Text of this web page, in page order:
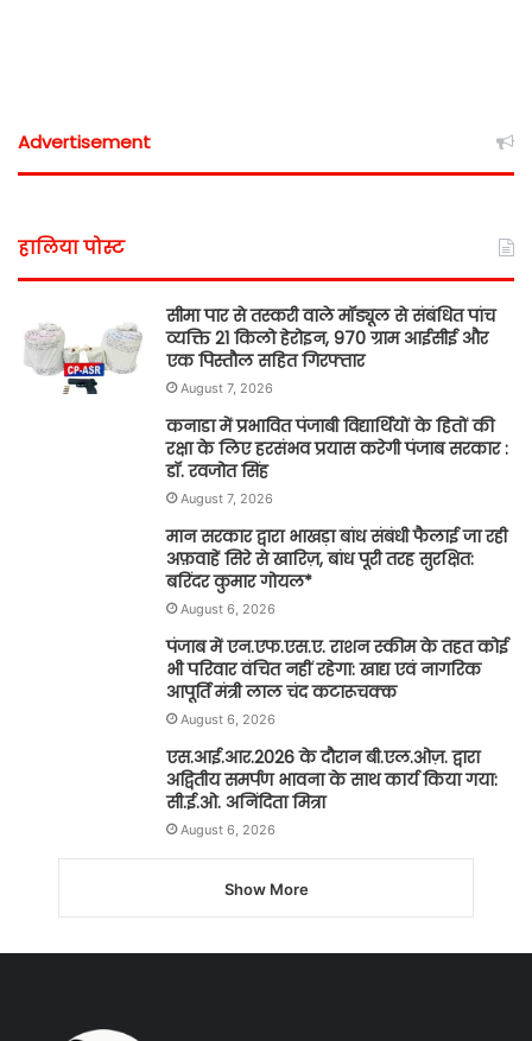
Advertisement
हालिया पोस्ट
सीमा पार से तस्करी वाले मॉड्यूल से संबंधित पांच
व्यक्ति 21 किलो हेरोइन, 970 ग्राम आईसीई और
एक पिस्तौल सहित गिरफ्तार
August 7, 2026
कनाडा में प्रभावित पंजाबी विद्यार्थियों के हितों की
रक्षा के लिए हरसंभव प्रयास करेगी पंजाब सरकार :
डॉ. रवजोत सिंह
August 7, 2026
मान सरकार द्वारा भाखड़ा बांध संबंधी फैलाई जा रही
अफ़वाहें सिरे से खारिज़, बांध पूरी तरह सुरक्षित:
बरिंदर कुमार गोयल*
August 6, 2026
पंजाब में एन.एफ.एस.ए. राशन स्कीम के तहत कोई
भी परिवार वंचित नहीं रहेगा: खाद्य एवं नागरिक
आपूर्ति मंत्री लाल चंद कटारूचक्क
August 6, 2026
एस.आई.आर.2026 के दौरान बी.एल.ओज़. द्वारा
अद्वितीय समर्पण भावना के साथ कार्य किया गया:
सी.ई.ओ. अनिंदिता मित्रा
August 6, 2026
Show More